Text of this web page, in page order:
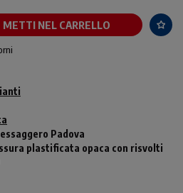
METTI NEL CARRELLO
Padova
plastificata opaca con risvolti